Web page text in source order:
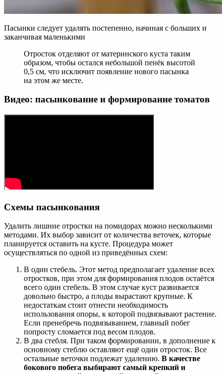
Пасынки следует удалять постепенно, начиная с больших и
заканчивая маленькими
Отросток отделяют от материнского куста таким
образом, чтобы остался небольшой пенёк высотой
0,5 см, что исключит появление нового пасынка
на этом же месте.
Видео: пасынкование и формирование томатов
Схемы пасынкования
Удалить лишние отростки на помидорах можно несколькими
методами. Их выбор зависит от количества веточек, которые
планируется оставить на кусте. Процедура может
осуществляться по одной из приведённых схем:
В один стебель. Этот метод предполагает удаление всех
отростков, при этом для формирования плодов остаётся
всего один стебель. В этом случае куст развивается
довольно быстро, а плоды вырастают крупные. К
недостаткам стоит отнести необходимость
использования опоры, к которой подвязывают растение.
Если пренебречь подвязыванием, главный побег
попросту сломается под весом плодов.
В два стебля. При таком формировании, в дополнение к
основному стеблю оставляют ещё один отросток. Все
остальные веточки подлежат удалению. В качестве
бокового побега выбирают самый крепкий и